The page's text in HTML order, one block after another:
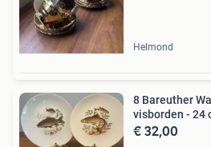
Helmond
8 Bareuther
visborden - 24
€ 32,00